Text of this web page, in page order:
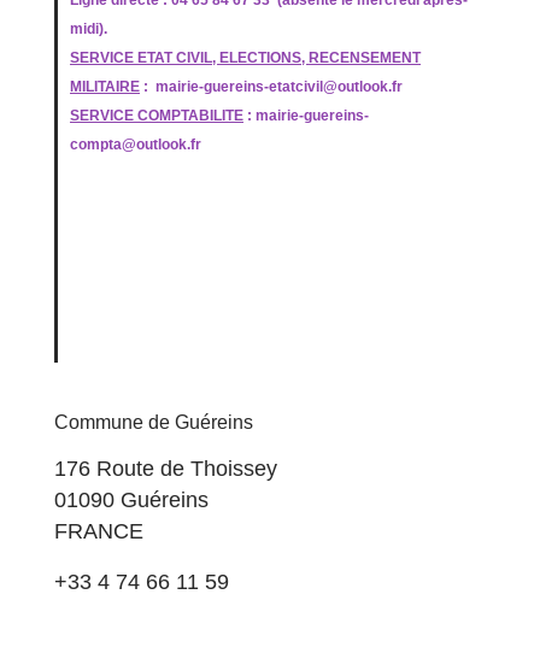
midi).
SERVICE ETAT CIVIL, ELECTIONS, RECENSEMENT
MILITAIRE : mairie-guereins-etatcivil@outlook.fr
SERVICE COMPTABILITE : mairie-guereins-
compta@outlook.fr
Commune de Guéreins
176 Route de Thoissey
01090 Guéreins
FRANCE
+33 4 74 66 11 59